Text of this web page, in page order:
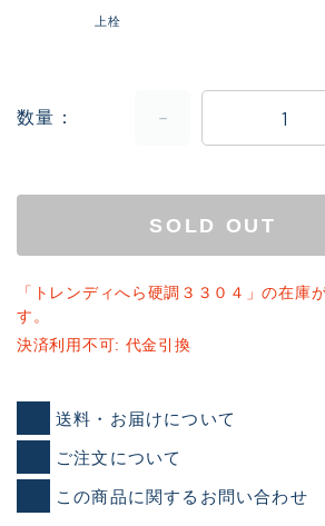
上栓
数量
SOLD OUT
「トレンディへら硬調３３０４」の在庫
す。
決済利用不可: 代金引換
送料・お届けについて
ご注文について
この商品に関するお問い合わせ